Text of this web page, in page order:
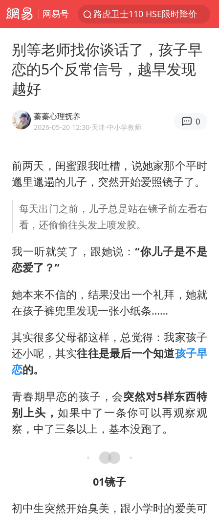
网易号
路虎卫士110 HSE限时降价
上海鼓励居家办公
多地银行上调存款利率
5万元以下微型代步车集体遇冷
费大厨口号更改 不再宣传小炒肉大王
周星驰妈妈现身香港首映礼
上海地铁4条线路全线停运
三预警齐发 11个省份有大到暴雨
梅婷12岁女儿百花奖发言
别等老师找你谈话了，孩子早
恋的5个反常信号，越早发现
越好
蓁蓁心理抚养
2026-05-20 12:30·天津·中小学教师
0
前两天，闺蜜跟我吐槽，说她家那个平时
邋里邋遢的儿子，突然开始爱照镜子了。
每天出门之前，儿子总是站在镜子前左看右
看，还偷偷往头发上喷发胶。
我一听就笑了，跟她说：“你儿子是不是
恋爱了？”
她本来不信的，结果没出一个礼拜，她就
在孩子裤兜里发现一张小纸条……
其实很多父母都这样，总觉得：我家孩子
还小呢，其实往往是最后一个知道孩子早
恋的。
青春期早恋的孩子，会突然对5样东西特
别上头，如果中了一条你可以再观察观
察，中了三条以上，基本没跑了。
01镜子
初中生突然开始臭美，跟小学时的爱美可